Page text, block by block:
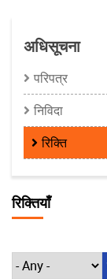
अधिसूचना
परिपत्र
निविदा
रिक्ति
रिक्तियाँ